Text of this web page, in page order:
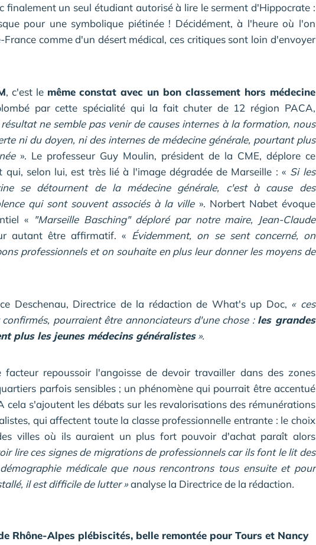
finalement un seul étudiant autorisé à lire le serment d'Hippocrate :
pour une symbolique piétinée ! Décidément, à l'heure où l'on
France comme d'un désert médical, ces critiques sont loin d'envoyer
, c'est le même constat avec un bon classement hors médecine
par cette spécialité qui la fait chuter de 12 région PACA,
résultat ne semble pas venir de causes internes à la formation, nous
ni du doyen, ni des internes de médecine générale, pourtant plus
». Le professeur Guy Moulin, président de la CME, déplore ce
qui, selon lui, est très lié à l'image dégradée de Marseille : « Si les
se détournent de la médecine générale, c'est à cause des
qui sont souvent associés à la ville». Norbert Nabet évoque
« "Marseille Basching" déploré par notre maire, Jean-Claude
autant être affirmatif. « Évidemment, on se sent concerné, on
professionnels et on souhaite en plus leur donner les moyens de
Deschenau, Directrice de la rédaction de What's up Doc, « ces
pourraient être annonciateurs d'une chose : les grandes
plus les jeunes médecins généralistes».
facteur repoussoir l'angoisse de devoir travailler dans des zones
parfois sensibles ; un phénomène qui pourrait être accentué
cela s'ajoutent les débats sur les revalorisations des rémunérations
qui affectent toute la classe professionnelle entrante : le choix
villes où ils auraient un plus fort pouvoir d'achat paraît alors
lire ces signes de migrations de professionnels car ils font le lit des
médicale que nous rencontrons tous ensuite et pour
il est difficile de lutter »analyse la Directrice de la rédaction.
Rhône-Alpes plébiscités, belle remontée pour Tours et Nancy